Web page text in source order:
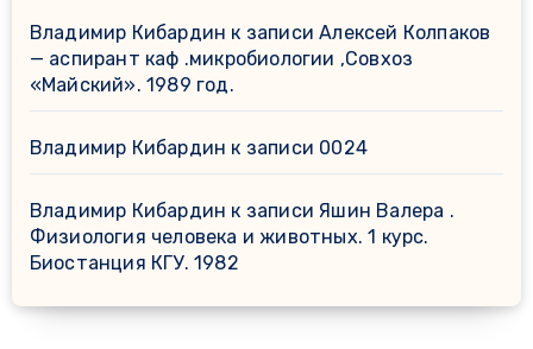
Владимир Кибардин к записиАлексей Колпаков
— аспирант каф .микробиологии ,Совхоз
«Майский». 1989 год.
Владимир Кибардин к записи 0024
Владимир Кибардин к записиЯшин Валера .
Физиология человека и животных. 1 курс.
Биостанция КГУ. 1982